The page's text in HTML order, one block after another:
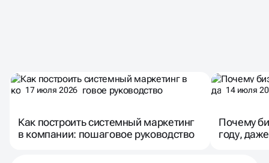
17 июля 2026
Как построить системный маркетинг
в компании: пошаговое руководство
14 июля
Почему
году,